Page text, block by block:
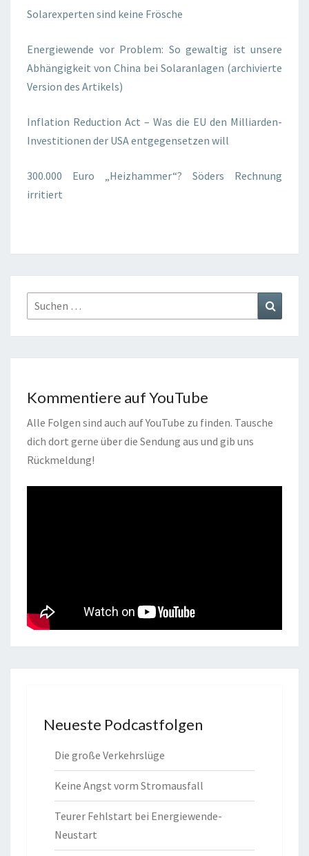
Solarexperten sind keine Frösche
Energiewende vor Problem: So gewaltig ist unsere
Abhängigkeit von China bei Solaranlagen (archivierte
Version des Artikels)
Inflation Reduction Act – Was die EU den Milliarden-
Investitionen der USA entgegensetzen will
300.000 Euro „Heizhammer“? Söders Rechnung
irritiert
Suchen
nach:
Kommentiere auf YouTube
Alle Folgen sind auch auf YouTube zu finden. Tausche
dich dort gerne über die Sendung aus und gib uns
Rückmeldung!
Neueste Podcastfolgen
Die große Verkehrslüge
Keine Angst vorm Stromausfall
Teurer Fehlstart bei Energiewende-
Neustart